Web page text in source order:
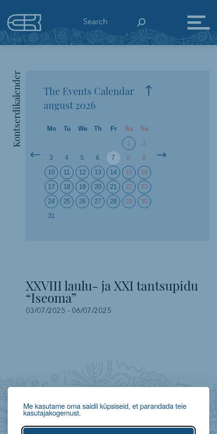
Me kasutame oma saidil küpsiseid, et parandada teie
kasutajakogemust.
Kontserdikalender
XXVIII laulu- ja XXI tantsupidu
“Iseoma”
03/07/2025 - 06/07/2025
The Events Calendar
august2026
Mo Tu We Th Fr Sa
Su
1
2
3
4 5 6 7 8
9
10
11 12 13 14 15
16
17
18 19 20 21 22
23
24
25 26 27 28 29
30
31